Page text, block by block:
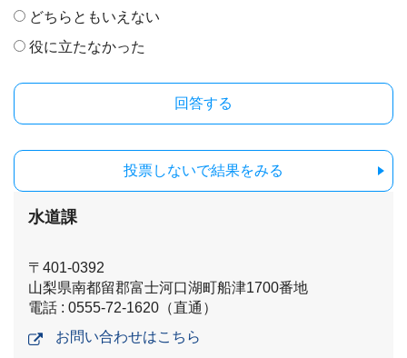
どちらともいえない
役に立たなかった
投票しないで結果をみる
水道課
〒401-0392
山梨県南都留郡富士河口湖町船津1700番地
電話 : 0555-72-1620（直通）
お問い合わせはこちら